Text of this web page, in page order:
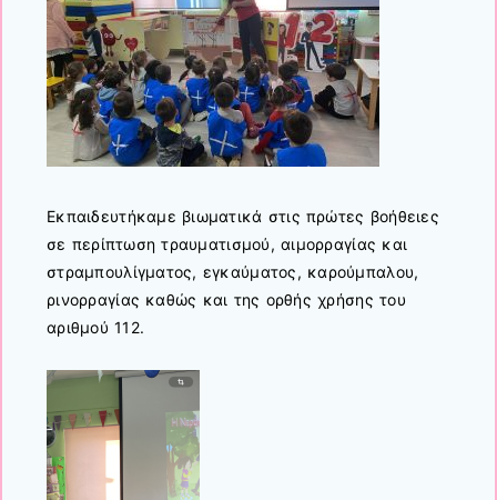
Εκπαιδευτήκαμε βιωματικά στις πρώτες βοήθειες
σε περίπτωση τραυματισμού, αιμορραγίας και
στραμπουλίγματος, εγκαύματος, καρούμπαλου,
ρινορραγίας καθώς και της ορθής χρήσης του
αριθμού 112.